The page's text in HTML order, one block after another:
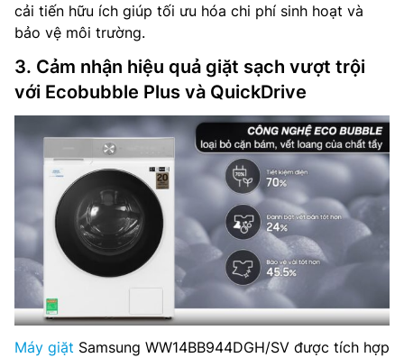
cải tiến hữu ích giúp tối ưu hóa chi phí sinh hoạt và
bảo vệ môi trường.
3. Cảm nhận hiệu quả giặt sạch vượt trội
với Ecobubble Plus và QuickDrive
Máy giặt Samsung WW14BB944DGH/SV được tích hợp